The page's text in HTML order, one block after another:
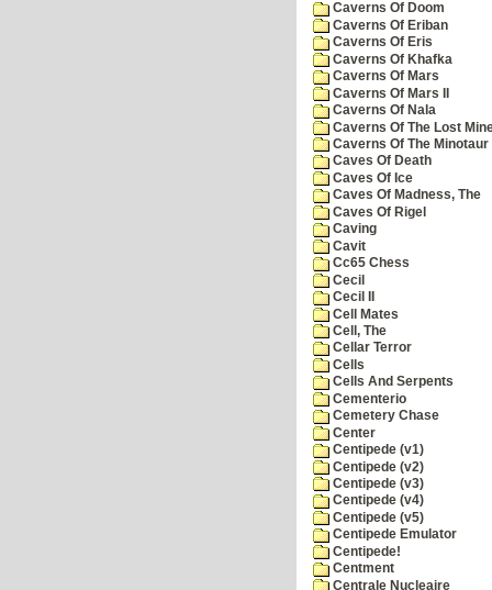
Caverns Of Doom
Caverns Of Eriban
Caverns Of Eris
Caverns Of Khafka
Caverns Of Mars
Caverns Of Mars II
Caverns Of Nala
Caverns Of The Lost
Caverns Of The Minotaur
Caves Of Death
Caves Of Ice
Caves Of Madness, The
Caves Of Rigel
Caving
Cavit
Cc65 Chess
Cecil
Cecil II
Cell Mates
Cell, The
Cellar Terror
Cells
Cells And Serpents
Cementerio
Cemetery Chase
Center
Centipede (v1)
Centipede (v2)
Centipede (v3)
Centipede (v4)
Centipede (v5)
Centipede Emulator
Centipede!
Centment
Centrale Nucleaire